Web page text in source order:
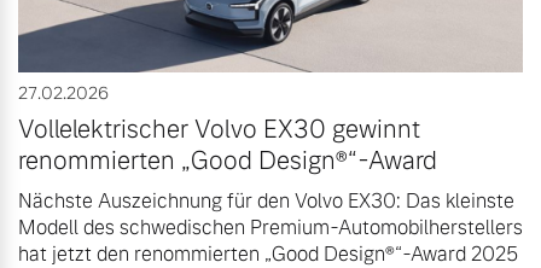
27.02.2026
Vollelektrischer Volvo EX30 gewinnt
renommierten „Good Design®“-Award
Nächste Auszeichnung für den Volvo EX30: Das kleinste
Modell des schwedischen Premium-Automobilherstellers
hat jetzt den renommierten „Good Design®“-Award 2025